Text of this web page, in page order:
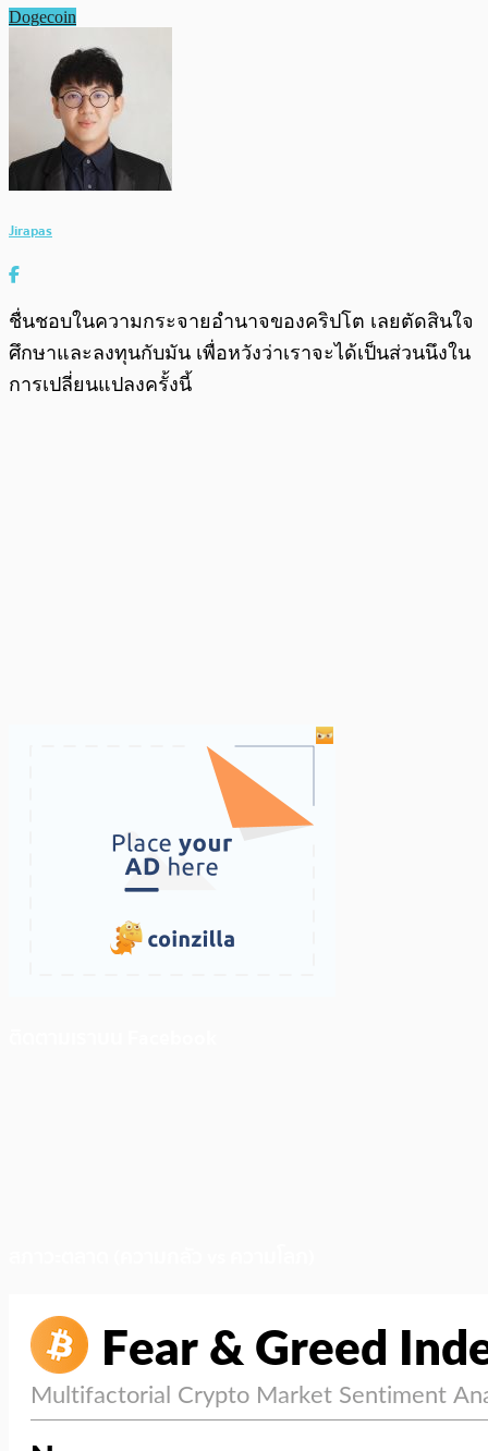
Dogecoin
Jirapas
ชื่นชอบในความกระจายอำนาจของคริปโต เลยตัดสินใจ
ศึกษาและลงทุนกับมัน เพื่อหวังว่าเราจะได้เป็นส่วนนึงใน
การเปลี่ยนแปลงครั้งนี้